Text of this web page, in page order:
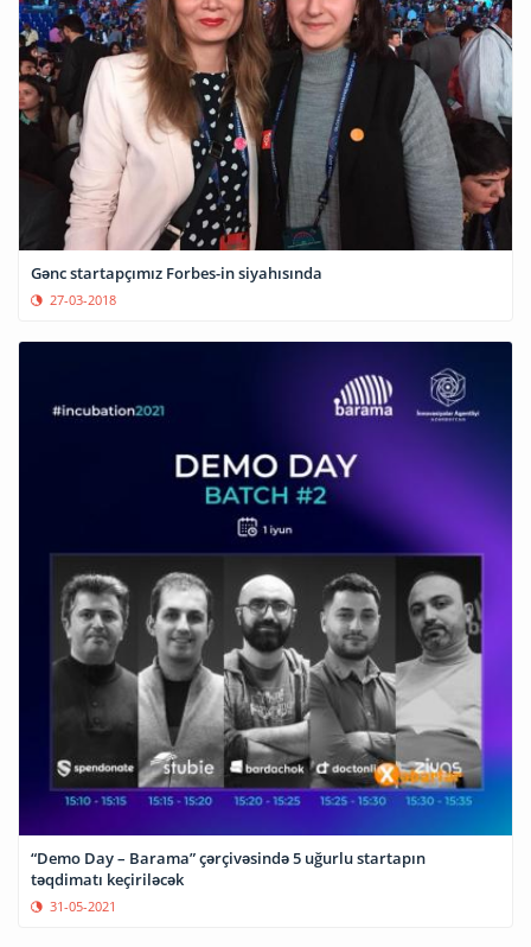
Gənc startapçımız Forbes-in siyahısında
27-03-2018
“Demo Day – Barama” çərçivəsində 5 uğurlu startapın
təqdimatı keçiriləcək
31-05-2021